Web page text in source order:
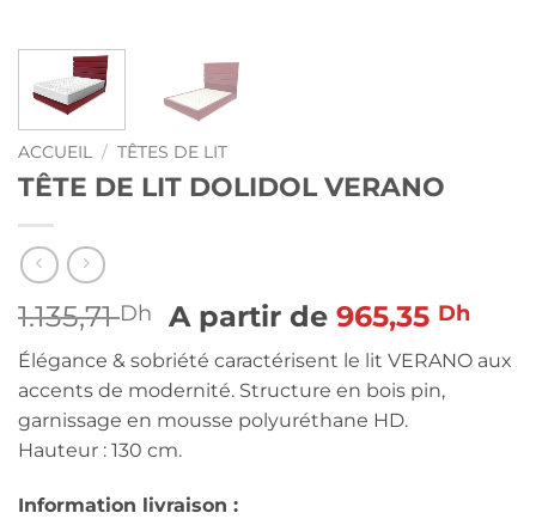
ACCUEIL / TÊTES DE LIT
TÊTE DE LIT DOLIDOL VERANO
1.135,71Dh A partir de965,35 Dh
Élégance & sobriété caractérisent le lit VERANO aux
accents de modernité. Structure en bois pin,
garnissage en mousse polyuréthane HD.
Hauteur : 130 cm.
Information livraison :